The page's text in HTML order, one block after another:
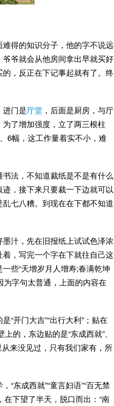
得的知识分子，他的字不说远
爷就会从他房间拿出早就买好
，反正在下记事起就有了。终
进门是厅堂 ，后面是厨房，与厅
了增加强度，立了两三根柱
6幅，这工作量着实不小，难
法，不知道裁纸是不是有什么
，接下来只要裁一下边就可以
七八糟。到现在在下都不知道
汁，先在旧报纸上试试色泽浓
，写完一个字在下就往自己这
些“天增岁月人增寿;春满乾坤
字句太普通，上面的内容在
“开门大吉”“出行大利”；贴在
的，东边贴的是“东成西就”、
从来没见过，只有我们家有，所
东成西就”“童言妇语”“百无禁
在下望了半天，脱口而出：“南